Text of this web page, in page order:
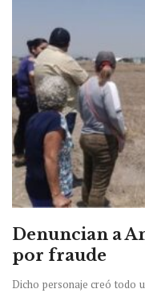
Denuncian a
por fraude
Dicho personaje creó todo